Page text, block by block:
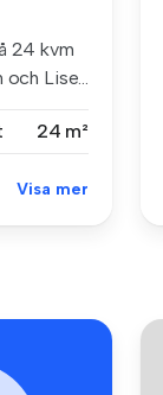
24 kvm
Lise...
24 m²
Visa mer